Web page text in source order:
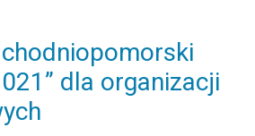
dla organizacji